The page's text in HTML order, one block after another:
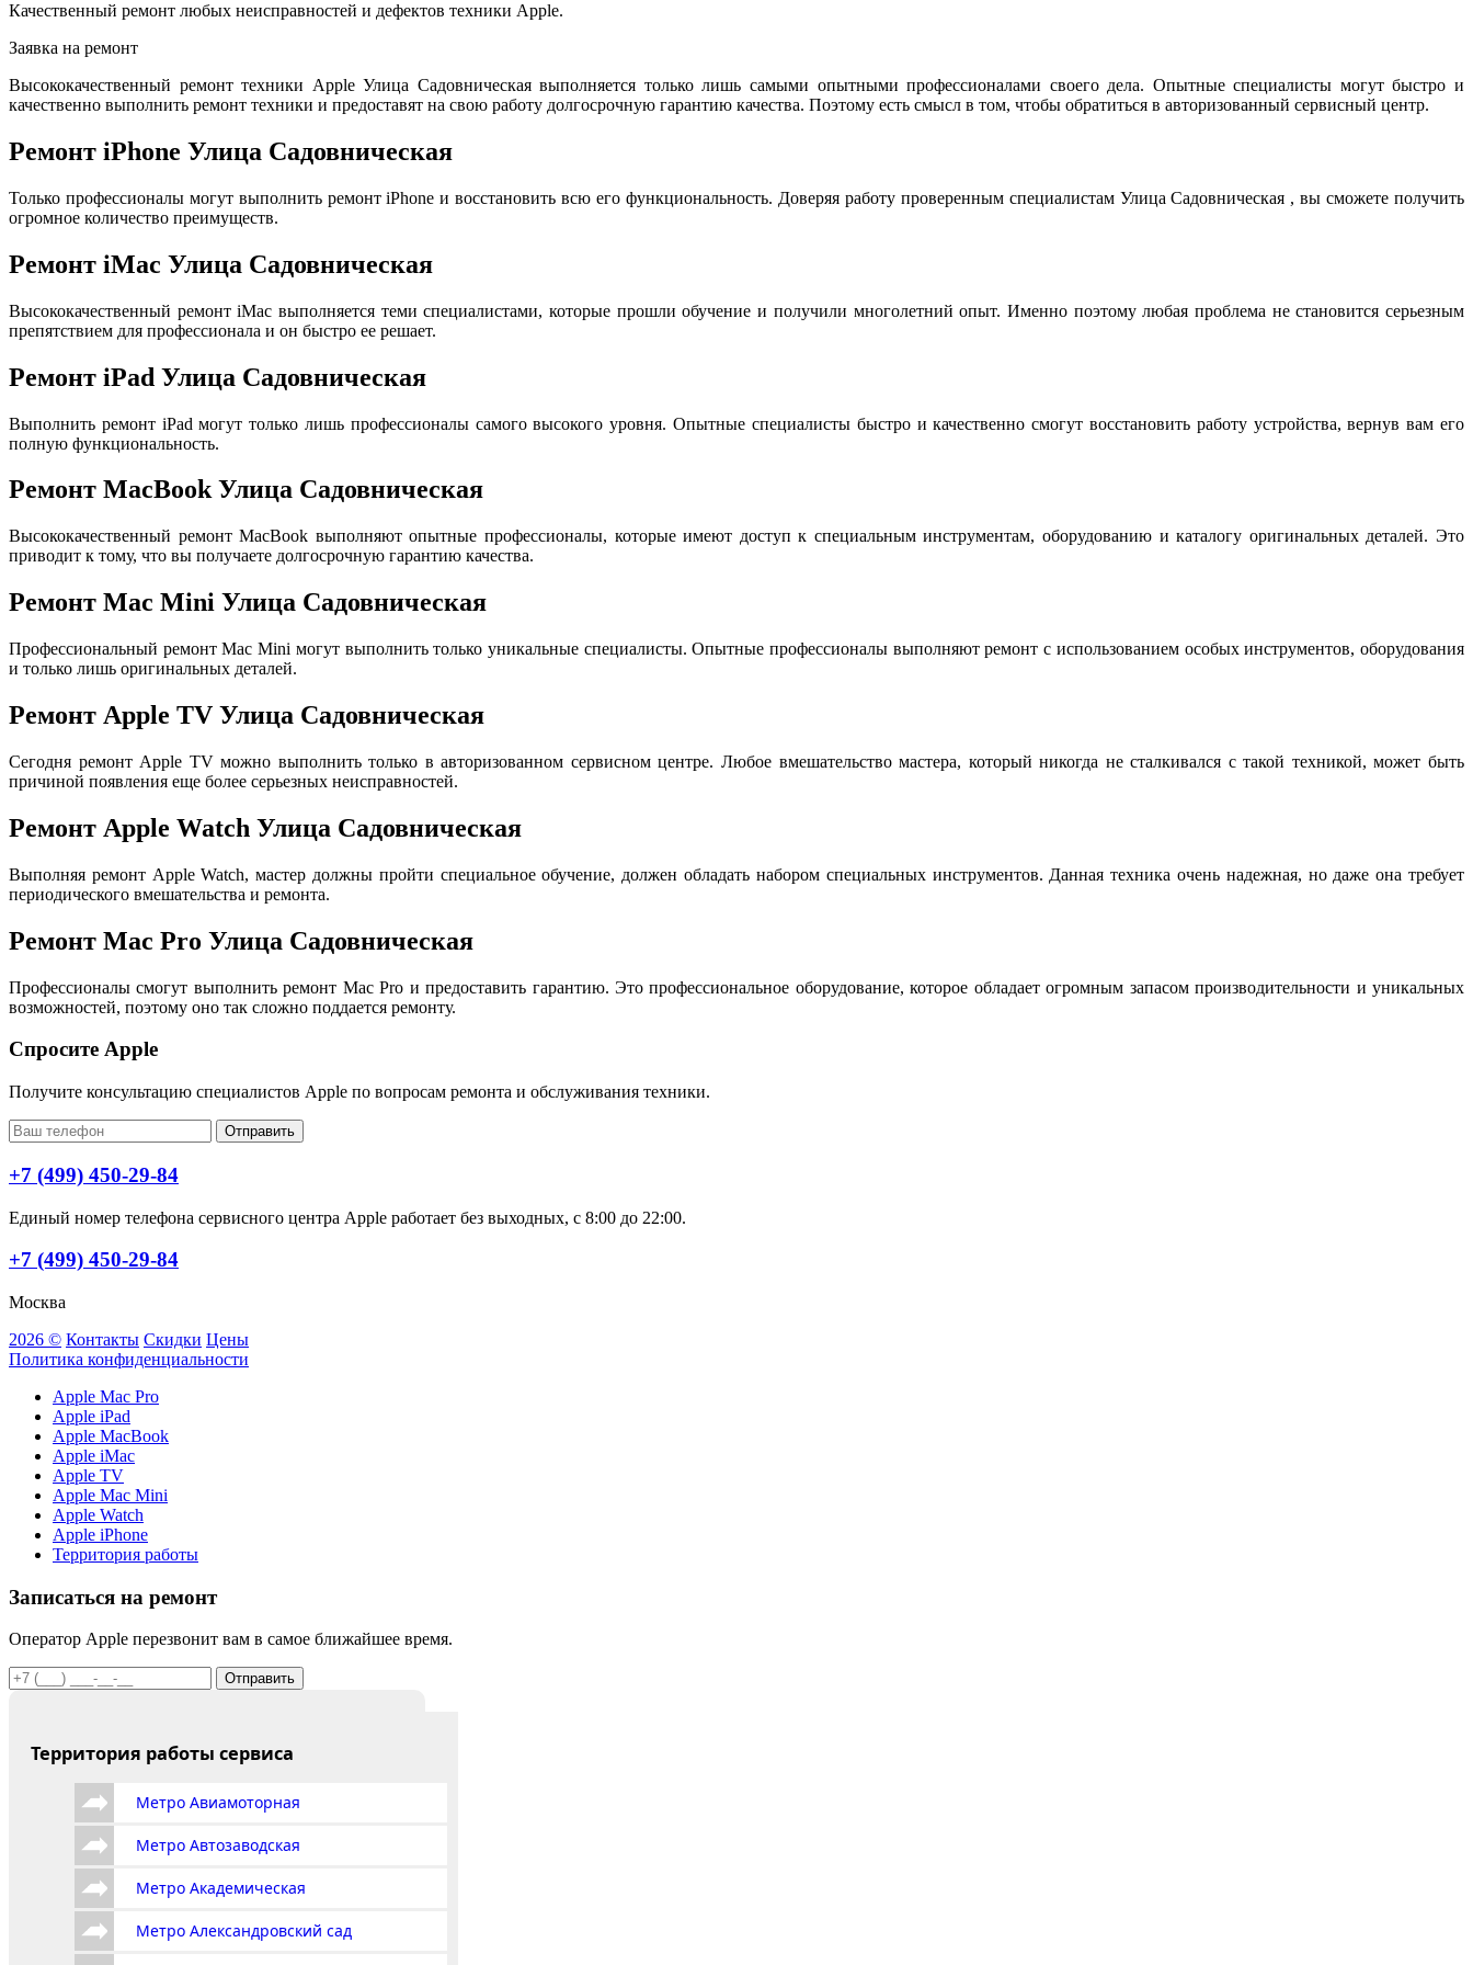
Качественный ремонт любых неисправностей и дефектов техники Apple.
Заявка на ремонт
Высококачественный ремонт техники Apple Улица Садовническая выполняется только лишь самыми опытными профессионалами своего дела. Опытные специалисты могут быстро и
качественно выполнить ремонт техники и предоставят на свою работу долгосрочную гарантию качества. Поэтому есть смысл в том, чтобы обратиться в авторизованный сервисный центр.
Ремонт iPhone Улица Садовническая
Только профессионалы могут выполнить ремонт iPhone и восстановить всю его функциональность. Доверяя работу проверенным специалистам Улица Садовническая , вы сможете получить
огромное количество преимуществ.
Ремонт iMac Улица Садовническая
Высококачественный ремонт iMac выполняется теми специалистами, которые прошли обучение и получили многолетний опыт. Именно поэтому любая проблема не становится серьезным
препятствием для профессионала и он быстро ее решает.
Ремонт iPad Улица Садовническая
Выполнить ремонт iPad могут только лишь профессионалы самого высокого уровня. Опытные специалисты быстро и качественно смогут восстановить работу устройства, вернув вам его
полную функциональность.
Ремонт MacBook Улица Садовническая
Высококачественный ремонт MacBook выполняют опытные профессионалы, которые имеют доступ к специальным инструментам, оборудованию и каталогу оригинальных деталей. Это
приводит к тому, что вы получаете долгосрочную гарантию качества.
Ремонт Mac Mini Улица Садовническая
Профессиональный ремонт Mac Mini могут выполнить только уникальные специалисты. Опытные профессионалы выполняют ремонт с использованием особых инструментов, оборудования
и только лишь оригинальных деталей.
Ремонт Apple TV Улица Садовническая
Сегодня ремонт Apple TV можно выполнить только в авторизованном сервисном центре. Любое вмешательство мастера, который никогда не сталкивался с такой техникой, может быть
причиной появления еще более серьезных неисправностей.
Ремонт Apple Watch Улица Садовническая
Выполняя ремонт Apple Watch, мастер должны пройти специальное обучение, должен обладать набором специальных инструментов. Данная техника очень надежная, но даже она требует
периодического вмешательства и ремонта.
Ремонт Mac Pro Улица Садовническая
Профессионалы смогут выполнить ремонт Mac Pro и предоставить гарантию. Это профессиональное оборудование, которое обладает огромным запасом производительности и уникальных
возможностей, поэтому оно так сложно поддается ремонту.
Спросите Apple
Получите консультацию специалистов Apple по вопросам ремонта и обслуживания техники.
Отправить
+7 (499) 450-29-84
Единый номер телефона сервисного центра Apple работает без выходных, с 8:00 до 22:00.
+7 (499) 450-29-84
Москва
2026 © Контакты Скидки Цены
Политика конфиденциальности
Apple Mac Pro
Apple iPad
Apple MacBook
Apple iMac
Apple TV
Apple Mac Mini
Apple Watch
Apple iPhone
Территория работы
Записаться на ремонт
Оператор Apple перезвонит вам в самое ближайшее время.
Отправить
Территория работы сервиса
Метро Авиамоторная
Метро Автозаводская
Метро Академическая
Метро Александровский сад